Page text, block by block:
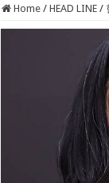
Home / HEAD LINE /